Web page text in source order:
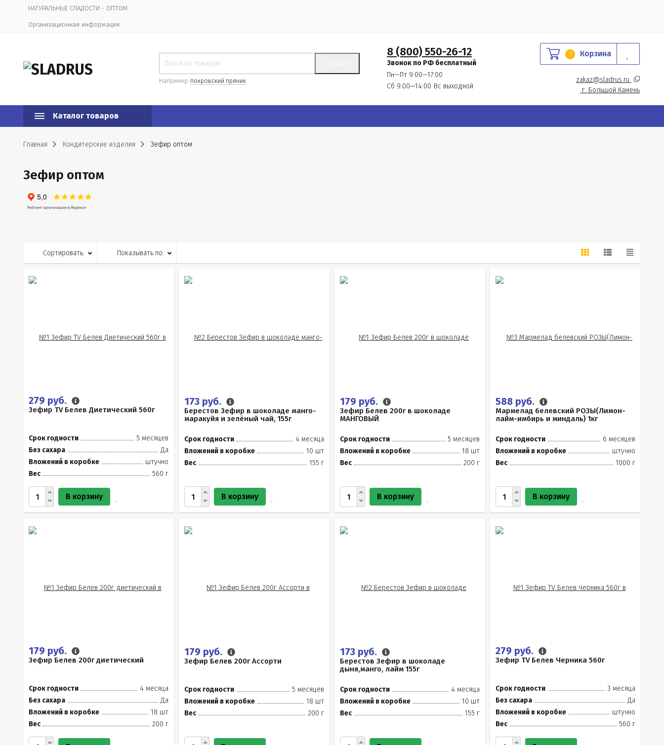
НАТУРАЛЬНЫЕ СЛАДОСТИ - ОПТОМ
Организационная информация
Например: покровский пряник
8 (800) 550-26-12
Звонок по РФ бесплатный
Пн—Пт 9:00—17:00
Сб 9:00—14:00 Вс выходной
0 Корзина
zakaz@sladrus.ru
г. Большой Камень
Каталог товаров
Главная Кондитерские изделия Зефир оптом
Зефир оптом
Сортировать: Показывать по:
279 руб.
Зефир TV Белев Диетический 560г
Срок годности
5 месяцев
Без сахара
Да
Вложений в коробке
штучно
Вес
560 г
В корзину
173 руб.
Берестов Зефир в шоколаде манго-
маракуйя и зелёный чай, 155г
Срок годности
4 месяца
Вложений в коробке
10 шт
Вес
155 г
В корзину
179 руб.
Зефир Белев 200г в шоколаде
МАНГОВЫЙ
Срок годности
5 месяцев
Вложений в коробке
18 шт
Вес
200 г
В корзину
588 руб.
Мармелад белевский РОЗЫ(Лимон-
лайм-имбирь и миндаль) 1кг
Срок годности
6 месяцев
Вложений в коробке
штучно
Вес
1000 г
В корзину
179 руб.
Зефир Белев 200г диетический
Срок годности
4 месяца
Без сахара
Да
Вложений в коробке
18 шт
Вес
200 г
179 руб.
Зефир Белев 200г Ассорти
Срок годности
5 месяцев
Вложений в коробке
18 шт
Вес
200 г
173 руб.
Берестов Зефир в шоколаде
дыня,манго, лайм 155г
Срок годности
4 месяца
Вложений в коробке
10 шт
Вес
155 г
279 руб.
Зефир TV Белев Черника 560г
Срок годности
3 месяца
Без сахара
Да
Вложений в коробке
штучно
Вес
560 г